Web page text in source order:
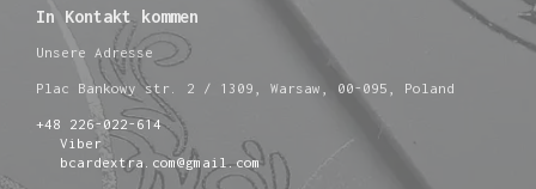
In Kontakt kommen
Unsere Adresse
Plac Bankowy str. 2 / 1309, Warsaw, 00-095, Poland
+48 226-022-614
Viber
bcardextra.com@gmail.com